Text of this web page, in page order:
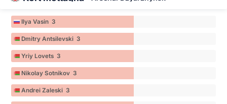
Ilya Vasin 3
Dmitry Antsilevski 3
Yriy Lovets 3
Nikolay Sotnikov 3
Andrei Zaleski 3